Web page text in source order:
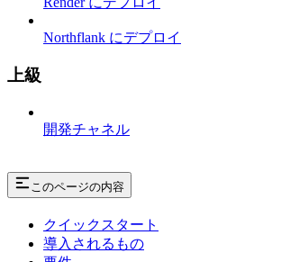
Northflank にデプロイ
上級
開発チャネル
このページの内容
クイックスタート
導入されるもの